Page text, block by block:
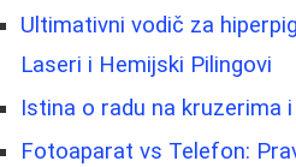
Ultimativni vodič za
Laseri i Hemijski Pilingovi
Istina o radu na kruzerima
Fotoaparat vs Telefon: